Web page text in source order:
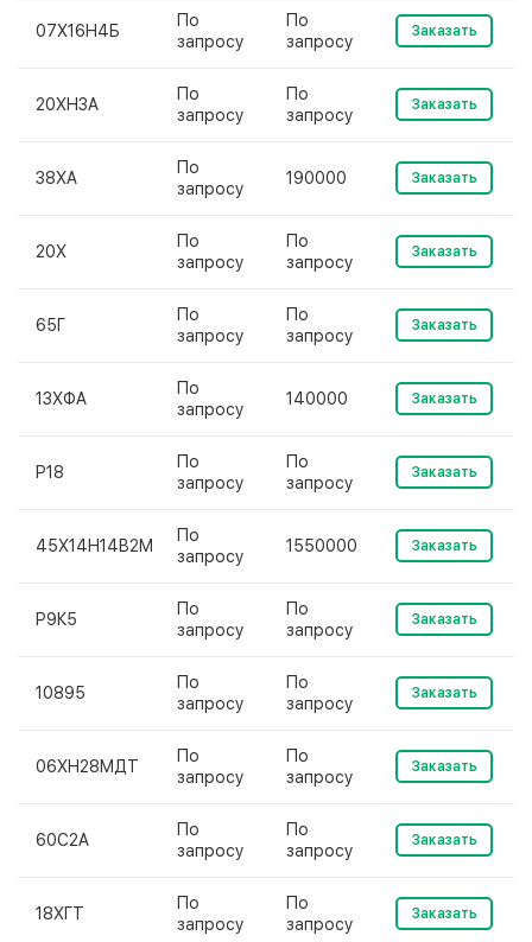
07Х16Н4Б
По
запросу
По
запросу
Заказать
20ХН3А
По
запросу
По
запросу
Заказать
38ХА
По
запросу
190000 Заказать
20Х
По
запросу
По
запросу
Заказать
65Г
По
запросу
По
запросу
Заказать
13ХФА
По
запросу
140000 Заказать
Р18
По
запросу
По
запросу
Заказать
45Х14Н14В2М
По
запросу
1550000 Заказать
Р9К5
По
запросу
По
запросу
Заказать
10895
По
запросу
По
запросу
Заказать
06ХН28МДТ
По
запросу
По
запросу
Заказать
60С2А
По
запросу
По
запросу
Заказать
18ХГТ
По
запросу
По
запросу
Заказать